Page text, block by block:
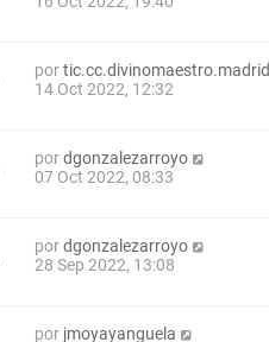
portic.cc.divinomaestro.madrid
14 Oct 2022, 12:32
pordgonzalezarroyo
07 Oct 2022, 08:33
pordgonzalezarroyo
28 Sep 2022, 13:08
por jmoyayanguela